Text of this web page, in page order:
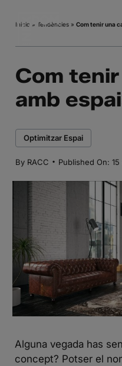
Inicio » Tendències» Com tenir una
Com
amb
Optimitzar Espai
By RACC · Published On:
Alguna vegada has
concept? Potser el